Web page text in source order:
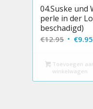
04.Suske und
perle in der
beschadigd)
€12.95
was:
€12.95.
€9.95
Toevoegen
winkelwagen